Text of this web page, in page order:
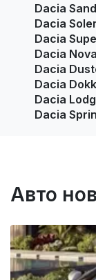
Dacia
Dacia
Dacia
Dacia Nova
Dacia
Dacia
Dacia
Dacia
Авто